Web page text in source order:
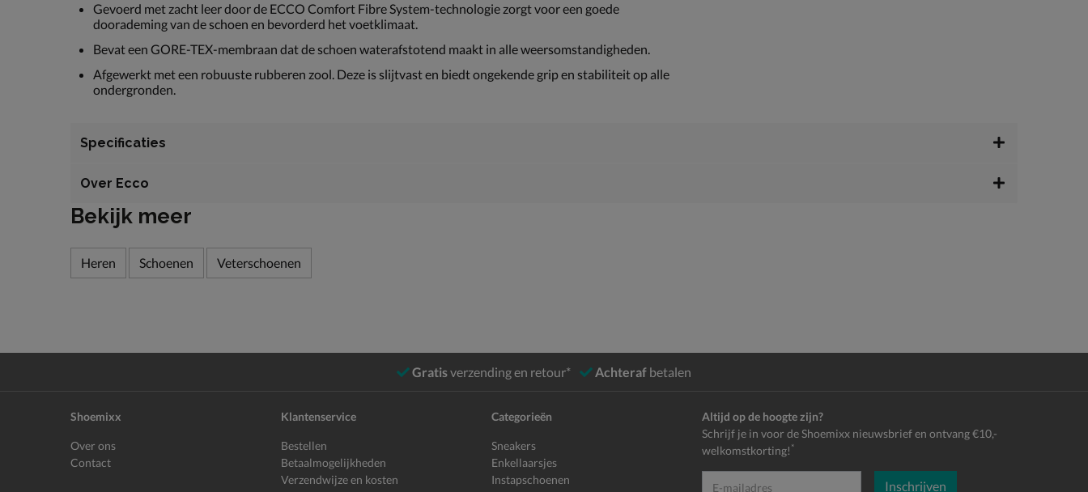
Gevoerd met zacht leer door de ECCO Comfort Fibre System-technologie zorgt voor een goede
doorademing van de schoen en bevorderd het voetklimaat.
Bevat een GORE-TEX-membraan dat de schoen waterafstotend maakt in alle weersomstandigheden.
Afgewerkt met een robuuste rubberen zool. Deze is slijtvast en biedt ongekende grip en stabiliteit op alle
ondergronden.
Specificaties
Over Ecco
Bekijk meer
Heren Schoenen Veterschoenen
Gratisverzending en retour* Achteraf betalen
Shoemixx
Over ons
Contact
Klantenservice
Bestellen
Betaalmogelijkheden
Verzendwijze en kosten
Categorieën
Sneakers
Enkellaarsjes
Instapschoenen
Altijd op de hoogte zijn?
Schrijf je in voor de Shoemixx nieuwsbrief en ontvang €10,-
welkomstkorting! *
E-mailadres Inschrijven